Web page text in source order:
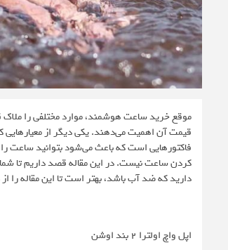
موقع خرید ساعت هوشمند، موارد مختلفی را
قیمت آن اهمیت می‌دهند. یکی دیگر از
فاکتورهایی است که باعث می‌شود بتوانید ساعت
کردن ساعت نیست. در این مقاله قصد داریم تا
دارید که ضد آب باشد، بهتر است تا این مقاله را
اپل واچ اولترا 2 بند اوشن